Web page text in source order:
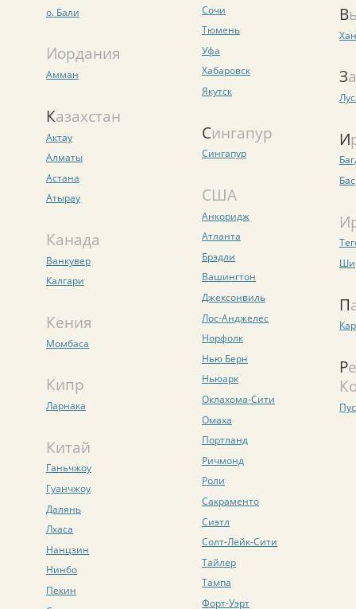
о. Бали
Иордания
Амман
Казахстан
Актау
Алматы
Астана
Атырау
Канада
Ванкувер
Калгари
Кения
Момбаса
Кипр
Ларнака
Китай
Ганьчжоу
Гуанчжоу
Далянь
Лхаса
Нанцзин
Нинбо
Пекин
Сочи
Тюмень
Уфа
Хабаровск
Якутск
Сингапур
Сингапур
США
Анкоридж
Атланта
Брэдли
Вашингтон
Джексонвиль
Лос-Анджелес
Норфолк
Нью Берн
Ньюарк
Оклахома-Сити
Омаха
Портланд
Ричмонд
Роли
Сакраменто
Сиэтл
Солт-Лейк-Сити
Тайлер
Тампа
Форт-Уэрт
Республика